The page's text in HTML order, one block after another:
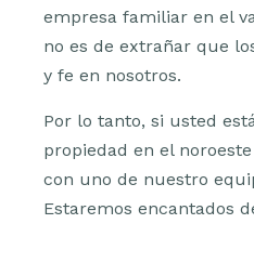
empresa familiar en el
no es de extrañar que
y fe en nosotros.
Por lo tanto, si usted
propiedad en el
con uno de nuestro
Estaremos encantados